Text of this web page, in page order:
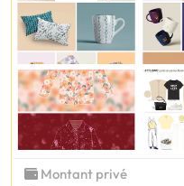
Montant privé